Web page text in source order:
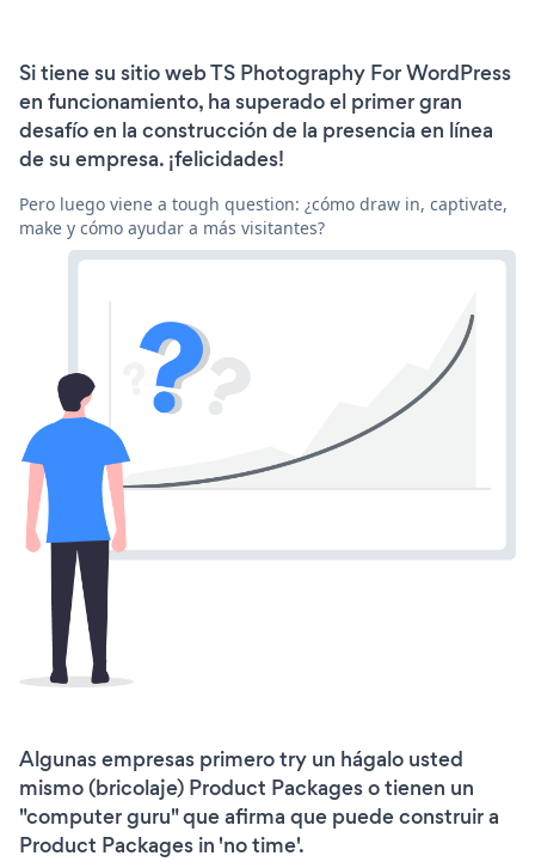
Si tiene su sitio web TS Photography For WordPress
en funcionamiento, ha superado el primer gran
desafío en la construcción de la presencia en línea
de su empresa. ¡felicidades!
Pero luego viene a tough question: ¿cómo draw in, captivate,
make y cómo ayudar a más visitantes?
Algunas empresas primero try un hágalo usted
mismo (bricolaje) Product Packages o tienen un
"computer guru" que afirma que puede construir a
Product Packages in 'no time'.